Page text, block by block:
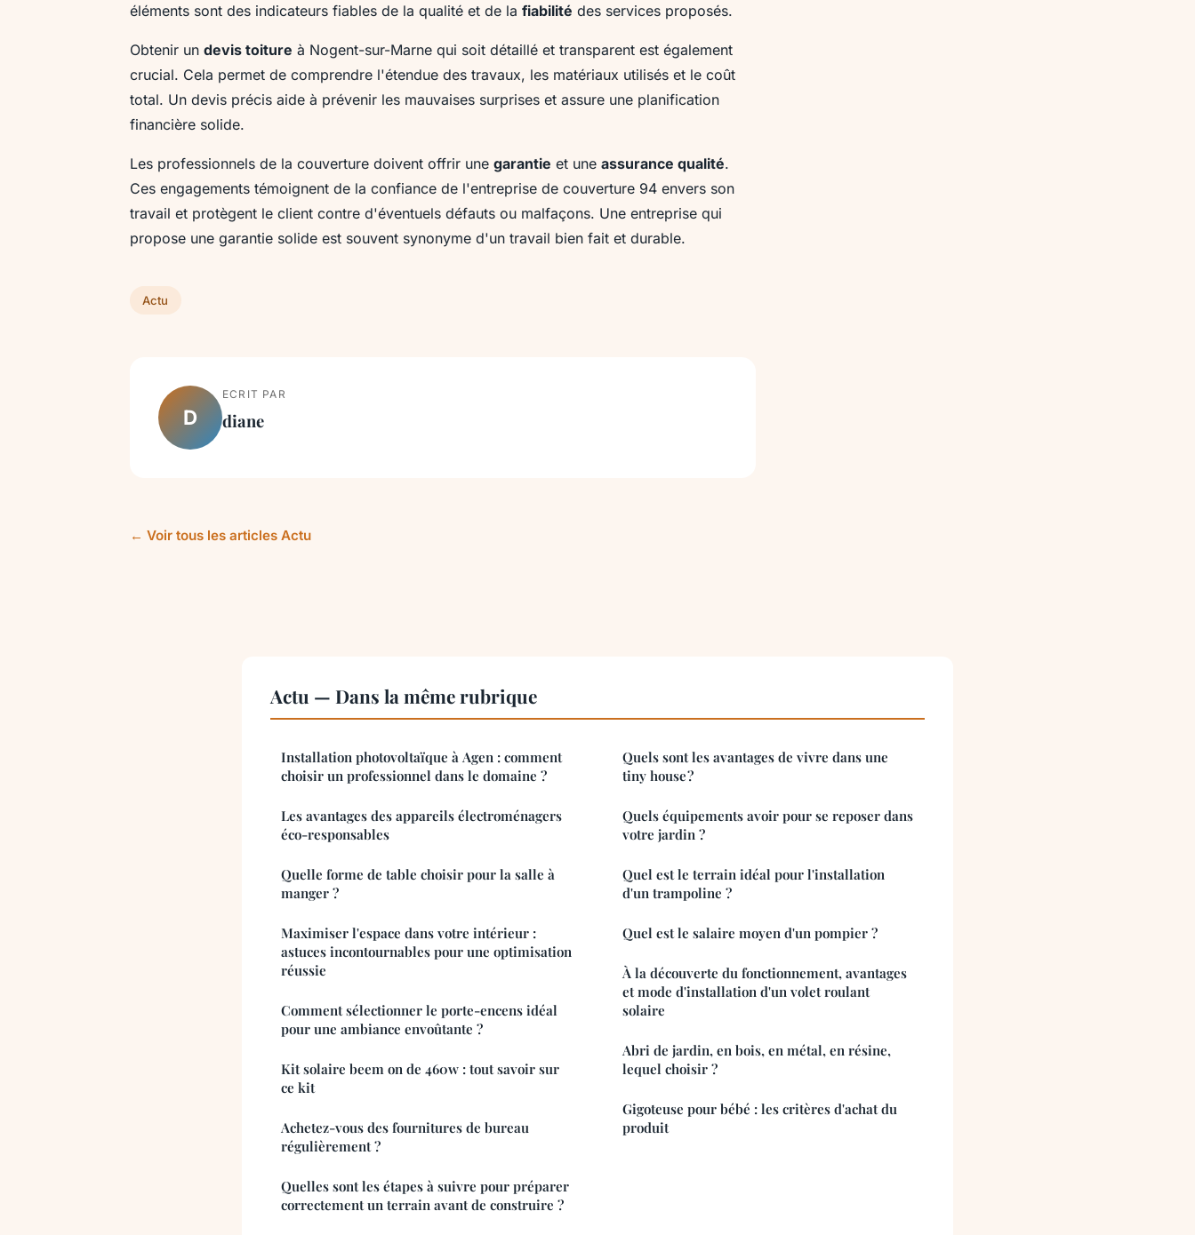
éléments sont des indicateurs fiables de la qualité et de la fiabilité des services proposés.
Obtenir un devis toiture à Nogent-sur-Marne qui soit détaillé et transparent est également
crucial. Cela permet de comprendre l'étendue des travaux, les matériaux utilisés et le coût
total. Un devis précis aide à prévenir les mauvaises surprises et assure une planification
financière solide.
Les professionnels de la couverture doivent offrir une garantie et une assurance qualité.
Ces engagements témoignent de la confiance de l'entreprise de couverture 94 envers son
travail et protègent le client contre d'éventuels défauts ou malfaçons. Une entreprise qui
propose une garantie solide est souvent synonyme d'un travail bien fait et durable.
Actu
D
ECRIT PAR
diane
← Voir tous les articles Actu
Actu — Dans la même rubrique
Installation photovoltaïque à Agen : comment
choisir un professionnel dans le domaine ?
Les avantages des appareils électroménagers
éco-responsables
Quelle forme de table choisir pour la salle à
manger ?
Maximiser l'espace dans votre intérieur :
astuces incontournables pour une optimisation
réussie
Comment sélectionner le porte-encens idéal
pour une ambiance envoûtante ?
Kit solaire beem on de 460w : tout savoir sur
ce kit
Achetez-vous des fournitures de bureau
régulièrement ?
Quelles sont les étapes à suivre pour préparer
correctement un terrain avant de construire ?
Quels sont les avantages de vivre dans une
tiny house ?
Quels équipements avoir pour se reposer dans
votre jardin ?
Quel est le terrain idéal pour l'installation
d'un trampoline ?
Quel est le salaire moyen d'un pompier ?
À la découverte du fonctionnement, avantages
et mode d'installation d'un volet roulant
solaire
Abri de jardin, en bois, en métal, en résine,
lequel choisir ?
Gigoteuse pour bébé : les critères d'achat du
produit